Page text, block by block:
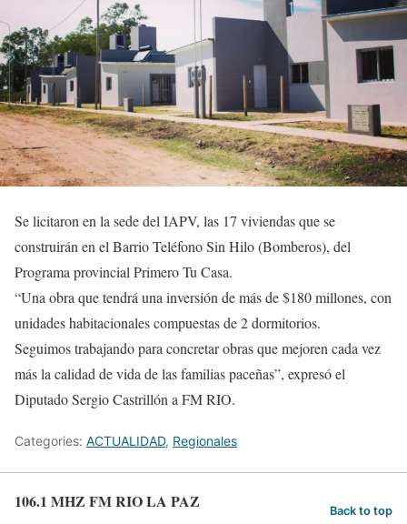
Se licitaron en la sede del IAPV, las 17 viviendas que se
construirán en el Barrio Teléfono Sin Hilo (Bomberos), del
Programa provincial Primero Tu Casa.
“Una obra que tendrá una inversión de más de $180 millones, con
unidades habitacionales compuestas de 2 dormitorios.
Seguimos trabajando para concretar obras que mejoren cada vez
más la calidad de vida de las familias paceñas”, expresó el
Diputado Sergio Castrillón a FM RIO.
Categories: ACTUALIDAD, Regionales
106.1 MHZ FM RIO LA PAZ Back to top